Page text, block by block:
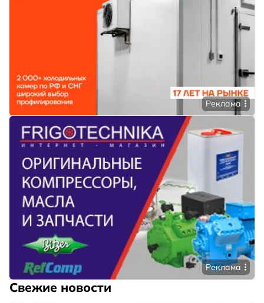
Реклама
Реклама
Свежие новости